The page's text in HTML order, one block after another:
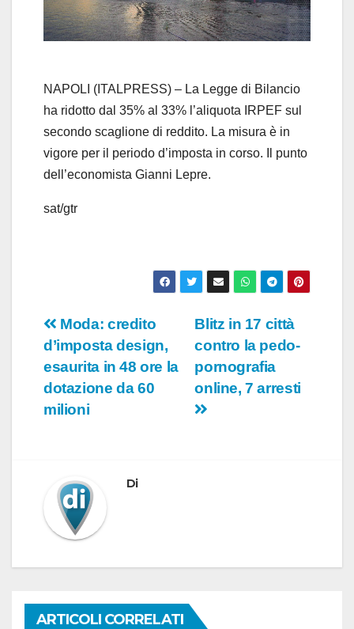
l
y
V
i
o
NAPOLI (ITALPRESS) – La Legge di Bilancio
ha ridotto dal 35% al 33% l’aliquota IRPEF sul
secondo scaglione di reddito. La misura è in
vigore per il periodo d’imposta in corso. Il punto
dell’economista Gianni Lepre.
sat/gtr
Navigazione
articoli
Blitz in 17 città
contro la pedo-
pornografia
online, 7 arresti
Moda: credito
d’imposta design,
esaurita in 48 ore la
dotazione da 60
milioni
Di
ARTICOLI CORRELATI